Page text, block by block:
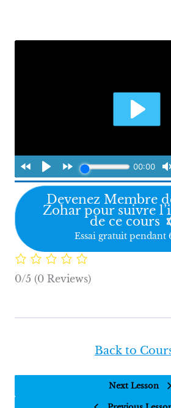
Devenez Membre
Zohar pour suivre
de ce cours
Essai gratuit pendant
0/5 (0 Reviews)
Back to
Next Lesson